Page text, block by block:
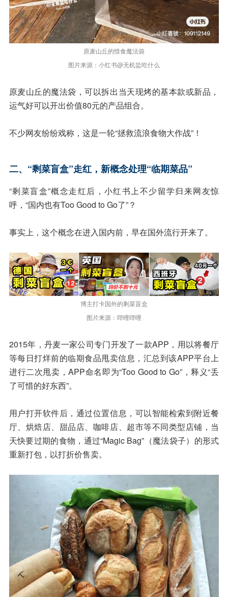
原麦山丘的惜食魔法袋
图片来源：小红书@无机盐吃什么
原麦山丘的魔法袋，可以拆出当天现烤的基本款或新品，
运气好可以开出价值80元的产品组合。
不少网友纷纷戏称，这是一轮“拯救流浪食物大作战”！
二、“剩菜盲盒”走红，新概念处理“临期菜品”
“剩菜盲盒”概念走红后，小红书上不少留学归来网友惊
呼，“国内也有Too Good to Go了”？
事实上，这个概念在进入国内前，早在国外流行开来了。
博主打卡国外的剩菜盲盒
图片来源：哔哩哔哩
2015年，丹麦一家公司专门开发了一款APP，用以将餐厅
等每日打烊前的临期食品甩卖信息，汇总到该APP平台上
进行二次甩卖，APP命名即为“Too Good to Go”，释义“丢
了可惜的好东西”。
用户打开软件后，通过位置信息，可以智能检索到附近餐
厅、烘焙店、甜品店、咖啡店、超市等不同类型店铺，当
天快要过期的食物，通过“Magic Bag”（魔法袋子）的形式
重新打包，以打折价售卖。